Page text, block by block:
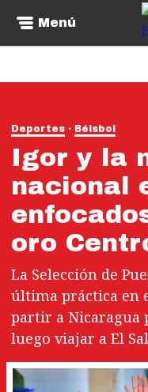
Menú
Deportes Béisbol
Igor y la
nacional
oro
La Selección de
última práctica en
partir a Nicaragua
luego viajar a El